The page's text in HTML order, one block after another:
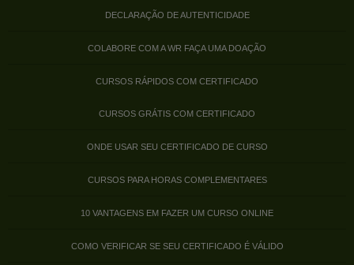
DECLARAÇÃO DE AUTENTICIDADE
COLABORE COM A WR FAÇA UMA DOAÇÃO
CURSOS RÁPIDOS COM CERTIFICADO
CURSOS GRÁTIS COM CERTIFICADO
ONDE USAR SEU CERTIFICADO DE CURSO
CURSOS PARA HORAS COMPLEMENTARES
10 VANTAGENS EM FAZER UM CURSO ONLINE
COMO VERIFICAR SE SEU CERTIFICADO É VÁLIDO